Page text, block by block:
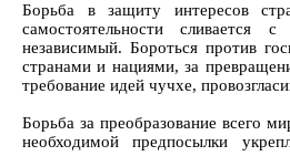
Борьба в защиту интересов
самостоятельности
независимый. Бороться против
странами и нациями, за
требование идей чучхе,
Борьба за преобразование всего
необходимой предпосылки